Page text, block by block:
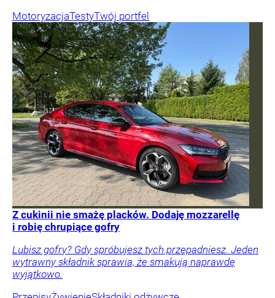
MotoryzacjaTestyTwój portfel
Z cukinii nie smażę placków. Dodaję mozzarellę
i robię chrupiące gofry
Lubisz gofry? Gdy spróbujesz tych przepadniesz. Jeden
wytrawny składnik sprawia, że smakują naprawdę
wyjątkowo.